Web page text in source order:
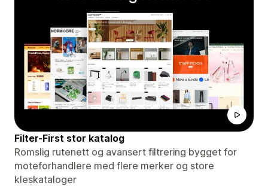
Filter-First stor katalog
Romslig rutenett og avansert filtrering bygget for
moteforhandlere med flere merker og store
kleskataloger